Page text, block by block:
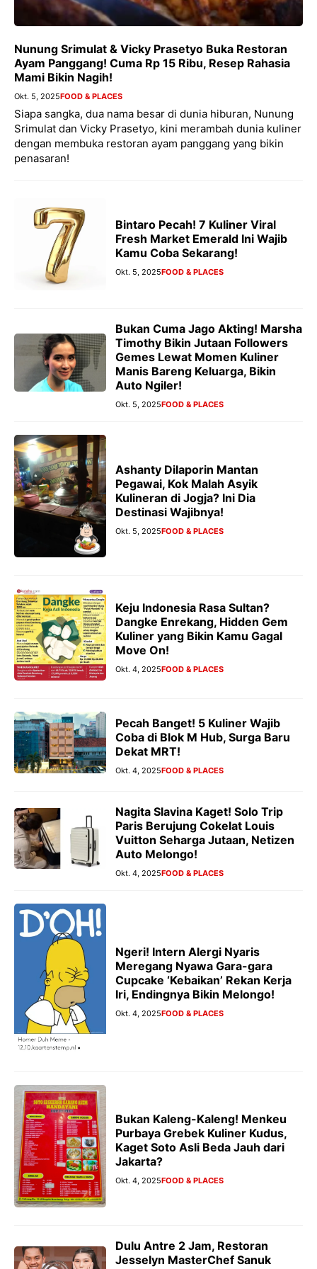
Nunung Srimulat & Vicky Prasetyo Buka Restoran
Ayam Panggang! Cuma Rp 15 Ribu, Resep Rahasia
Mami Bikin Nagih!
Okt. 5, 2025FOOD & PLACES
Siapa sangka, dua nama besar di dunia hiburan, Nunung
Srimulat dan Vicky Prasetyo, kini merambah dunia kuliner
dengan membuka restoran ayam panggang yang bikin
penasaran!
Bintaro Pecah! 7 Kuliner Viral
Fresh Market Emerald Ini Wajib
Kamu Coba Sekarang!
Okt. 5, 2025FOOD & PLACES
Bukan Cuma Jago Akting! Marsha
Timothy Bikin Jutaan Followers
Gemes Lewat Momen Kuliner
Manis Bareng Keluarga, Bikin
Auto Ngiler!
Okt. 5, 2025FOOD & PLACES
Ashanty Dilaporin Mantan
Pegawai, Kok Malah Asyik
Kulineran di Jogja? Ini Dia
Destinasi Wajibnya!
Okt. 5, 2025FOOD & PLACES
Keju Indonesia Rasa Sultan?
Dangke Enrekang, Hidden Gem
Kuliner yang Bikin Kamu Gagal
Move On!
Okt. 4, 2025FOOD & PLACES
Pecah Banget! 5 Kuliner Wajib
Coba di Blok M Hub, Surga Baru
Dekat MRT!
Okt. 4, 2025FOOD & PLACES
Nagita Slavina Kaget! Solo Trip
Paris Berujung Cokelat Louis
Vuitton Seharga Jutaan, Netizen
Auto Melongo!
Okt. 4, 2025FOOD & PLACES
Ngeri! Intern Alergi Nyaris
Meregang Nyawa Gara-gara
Cupcake ‘Kebaikan’ Rekan Kerja
Iri, Endingnya Bikin Melongo!
Okt. 4, 2025FOOD & PLACES
Bukan Kaleng-Kaleng! Menkeu
Purbaya Grebek Kuliner Kudus,
Kaget Soto Asli Beda Jauh dari
Jakarta?
Okt. 4, 2025FOOD & PLACES
Dulu Antre 2 Jam, Restoran
Jesselyn MasterChef Sanuk